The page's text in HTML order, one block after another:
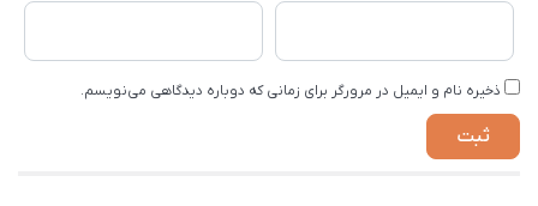
ذخیره نام و ایمیل در مرورگر برای زمانی که دوباره دیدگاهی می‌نویسم.